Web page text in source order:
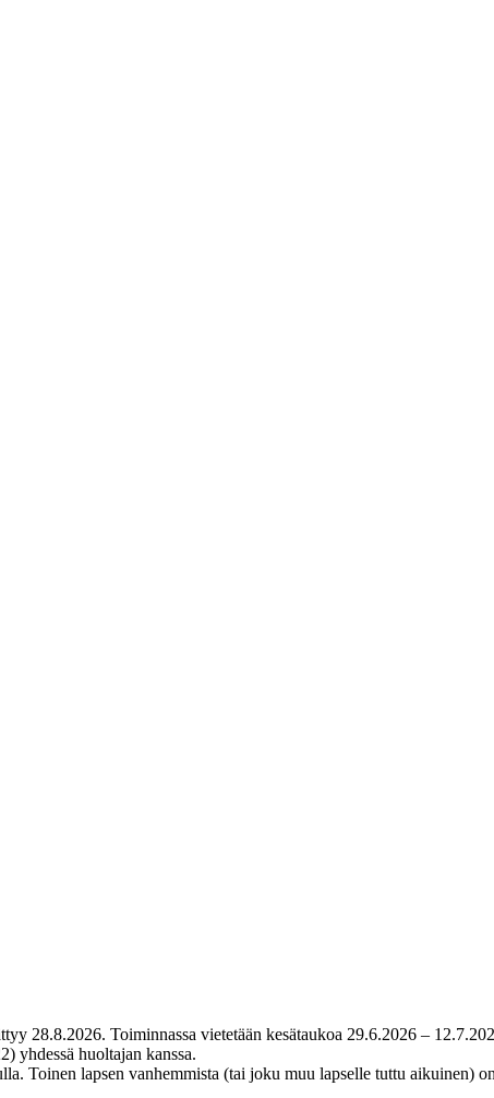
28.8.2026. Toiminnassa vietetään kesätaukoa 29.6.2026 –
yhdessä huoltajan kanssa.
Toinen lapsen vanhemmista (tai joku muu lapselle tuttu aikuinen)